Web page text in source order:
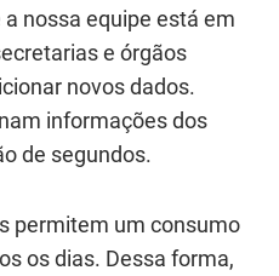
nossa equipe está em
e órgãos
novos dados.
informações dos
de segundos.
permitem um consumo
os dias. Dessa forma,